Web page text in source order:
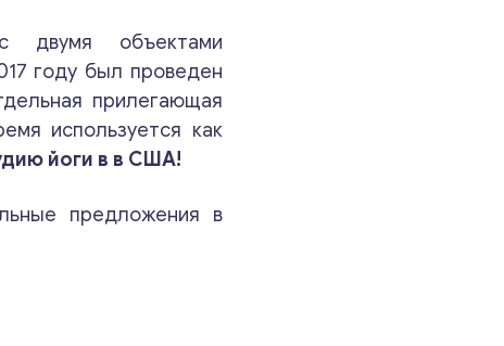
Ваши комментарии*
двумя объектами
году был проведен
прилегающая
используется как
йоги в в США!
предложения в